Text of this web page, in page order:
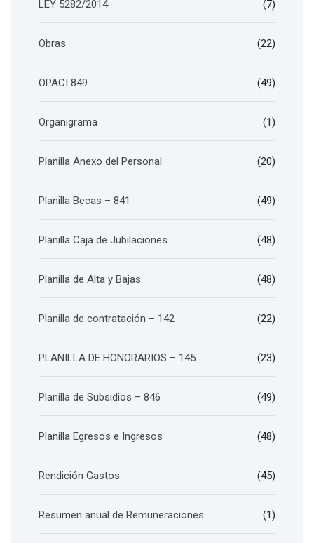
LEY 5282/2014 (7)
Obras (22)
OPACI 849 (49)
Organigrama (1)
Planilla Anexo del Personal (20)
Planilla Becas – 841 (49)
Planilla Caja de Jubilaciones (48)
Planilla de Alta y Bajas (48)
Planilla de contratación – 142 (22)
PLANILLA DE HONORARIOS – 145 (23)
Planilla de Subsidios – 846 (49)
Planilla Egresos e Ingresos (48)
Rendición Gastos (45)
Resumen anual de Remuneraciones (1)